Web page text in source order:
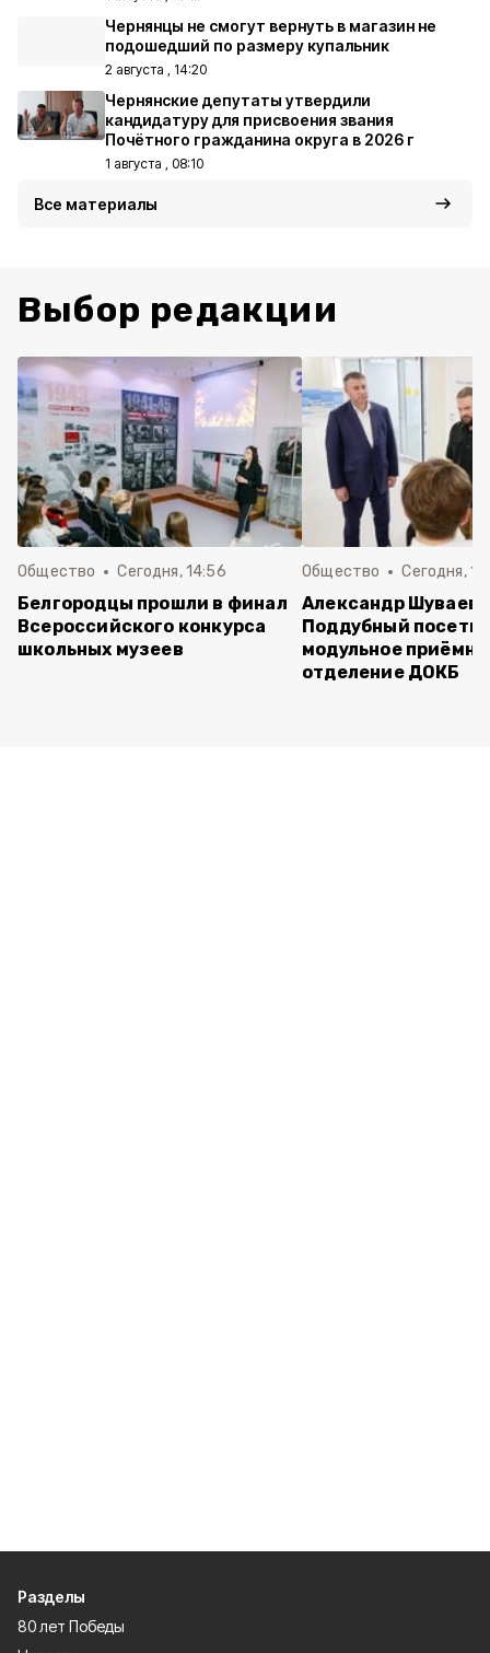
Чернянцы не смогут вернуть в магазин не
подошедший по размеру купальник
2 августа , 14:20
Чернянские депутаты утвердили
кандидатуру для присвоения звания
Почётного гражданина округа в 2026 г
1 августа , 08:10
Все материалы
Выбор редакции
Общество Сегодня, 14:56
Белгородцы прошли в финал
Всероссийского конкурса
школьных музеев
Общество Сегодня,
Александр Шуваев
Поддубный
модульное
отделение ДОКБ
Разделы
80 лет Победы